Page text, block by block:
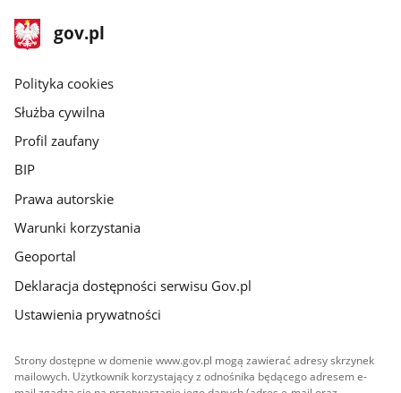
stopka
gov.pl
Strona
gov.pl
gov.pl
Polityka cookies
Służba cywilna
Profil zaufany
BIP
Prawa autorskie
Warunki korzystania
Geoportal
Deklaracja dostępności serwisu Gov.pl
Ustawienia prywatności
Strony dostępne w domenie www.gov.pl mogą zawierać adresy skrzynek
mailowych. Użytkownik korzystający z odnośnika będącego adresem e-